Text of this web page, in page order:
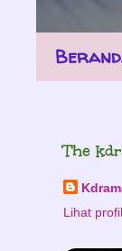
The
Lihat